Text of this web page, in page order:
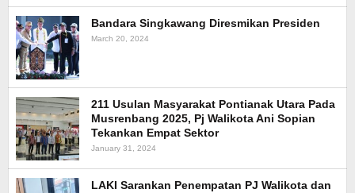
Bandara Singkawang Diresmikan Presiden
March 20, 2024
211 Usulan Masyarakat Pontianak Utara Pada
Musrenbang 2025, Pj Walikota Ani Sopian
Tekankan Empat Sektor
January 31, 2024
LAKI Sarankan Penempatan PJ Walikota dan